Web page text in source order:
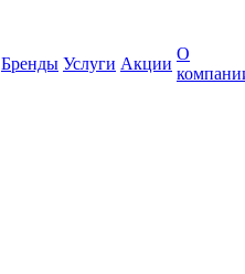
Бренды Услуги Акции
О